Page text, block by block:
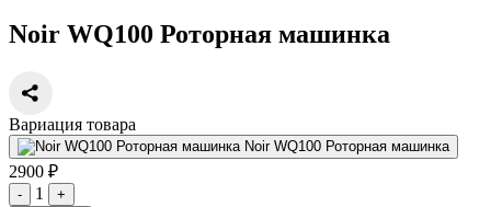
Noir WQ100 Роторная машинка
Вариация товара
Noir WQ100 Роторная машинка
2900 ₽
- 1
+